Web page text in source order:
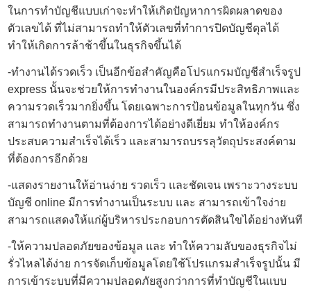
ในการทำบัญชีแบบเก่าจะทำให้เกิดปัญหาการผิดผลาดของ
ตัวเลขได้ ที่ไม่สามารถทำให้ตัวเลขที่ทำการปิดบัญชีดุลได้
ทำให้เกิดการล้าช้าขึ้นในธุรกิจขึ้นได้
-ทำงานได้รวดเร็ว เป็นอีกข้อสำคัญคือโปรแกรมบัญชีสำเร็จรูป
express นั้นจะช่วยให้การทำงานในองค์กรมีประสิทธิภาพและ
ความรวดเร็วมากยิ่งขึ้น โดยเฉพาะการป้อนข้อมูลในทุกวัน ซึ่ง
สามารถทำงานตามที่ต้องการได้อย่างดีเยี่ยม ทำให้องค์กร
ประสบความสำเร็จได้เร็ว และสามารถบรรลุวัตถุประสงค์ตาม
ที่ต้องการอีกด้วย
-แสดงรายงานให้อ่านง่าย รวดเร็ว และชัดเจน เพราะวางระบบ
บัญชี online มีการทำงานเป็นระบบ และ สามารถเข้าใจง่าย
สามารถแสดงให้แก่ผู้บริหารประกอบการตัดสินใขได้อย่างทันที
-ให้ความปลอดภัยของข้อมูล และ ทำให้ความลับของธุรกิจไม่
รั่วไหลได้ง่าย การจัดเก็บข้อมูลโดยใช้โปรแกรมสำเร็จรูปนั้น มี
การเข้าระบบที่มีความปลอดภัยสูงกว่าการที่ทำบัญชีในแบบ